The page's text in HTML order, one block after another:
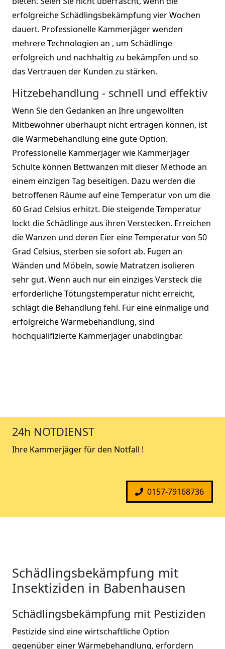
erfolgreiche Schädlingsbekämpfung vier Wochen
dauert. Professionelle Kammerjäger wenden
mehrere Technologien an , um Schädlinge
erfolgreich und nachhaltig zu bekämpfen und so
das Vertrauen der Kunden zu stärken.
Hitzebehandlung - schnell und effektiv
Wenn Sie den Gedanken an Ihre ungewollten
Mitbewohner überhaupt nicht ertragen können, ist
die Wärmebehandlung eine gute Option.
Professionelle Kammerjäger wie Kammerjäger
Schulte können Bettwanzen mit dieser Methode an
einem einzigen Tag beseitigen. Dazu werden die
betroffenen Räume auf eine Temperatur von um die
60 Grad Celsius erhitzt. Die steigende Temperatur
lockt die Schädlinge aus ihren Verstecken. Erreichen
die Wanzen und deren Eier eine Temperatur von 50
Grad Celsius, sterben sie sofort ab. Fugen an
Wänden und Möbeln, sowie Matratzen isolieren
sehr gut. Wenn auch nur ein einziges Versteck die
erforderliche Tötungstemperatur nicht erreicht,
schlägt die Behandlung fehl. Für eine einmalige und
erfolgreiche Wärmebehandlung, sind
hochqualifizierte Kammerjäger unabdingbar.
24h NOTDIENST
Ihre Kammerjäger für den Notfall !
0157-79168736
Schädlingsbekämpfung mit
Insektiziden in Babenhausen
Schädlingsbekämpfung mit Pestiziden
Pestizide sind eine wirtschaftliche Option
gegenüber einer Wärmebehandlung, erfordern